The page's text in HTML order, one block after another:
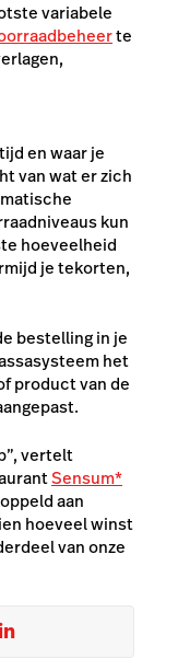
variabele
te
en waar je
van wat er zich
kun
hoeveelheid
je tekorten,
bestelling in je
het
product van de
vertelt
Sensum*
aan
hoeveel winst
van onze